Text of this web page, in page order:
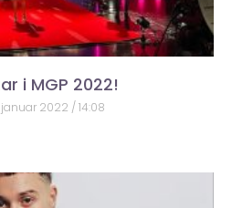
i MGP 2022!
januar 2022 14:08